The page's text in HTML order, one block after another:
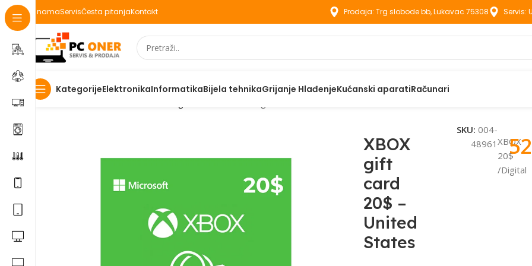
O namaServisČesta pitanjaKontakt Prodaja: Trg slobode bb, Lukavac 75308 Servis:
KategorijeElektronikaInformatikaBijela tehnikaGrijanje HlađenjeKućanski aparatiRačunari
Početna
XBOX
gift
card
20$ –
United
States
SKU: 004-
48961 XBOX
20$
/Digital